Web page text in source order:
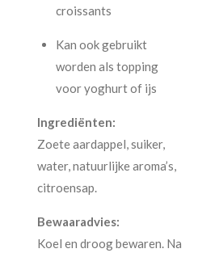
croissants
Kan ook gebruikt
worden als topping
voor yoghurt of ijs
Ingrediënten:
Zoete aardappel, suiker,
water, natuurlijke aroma’s,
citroensap.
Bewaaradvies:
Koel en droog bewaren. Na